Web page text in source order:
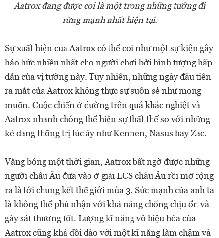
Aatrox đang được coi là một trong những tướng đi
rừng mạnh nhất hiện tại.
Sự xuất hiện của Aatrox có thể coi như một sự kiện gây
háo hức nhiều nhất cho người chơi bởi hình tượng hấp
dẫn của vị tướng này. Tuy nhiên, những ngày đầu tiên
ra mắt của Aatrox không thực sự suôn sẻ như mong
muốn. Cuộc chiến ở đường trên quá khắc nghiệt và
Aatrox nhanh chóng thể hiện sự thất thế so với những
kẻ đang thống trị lúc ấy như Kennen, Nasus hay Zac.
Vắng bóng một thời gian, Aatrox bất ngờ được những
người châu Âu đưa vào ở giải LCS châu Âu rồi mở rộng
ra là tới chung kết thế giới mùa 3. Sức mạnh của anh ta
là không thể phủ nhận với khả năng chống chịu ổn và
gây sát thương tốt. Lượng kĩ năng vô hiệu hóa của
Aatrox cũng khá dồi dào với một kĩ năng làm chậm và